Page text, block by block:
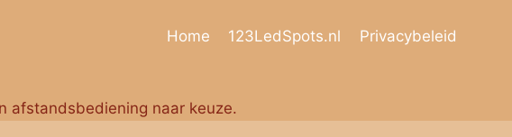
Home 123LedSpots.nl Privacybeleid
afstandsbediening naar keuze.